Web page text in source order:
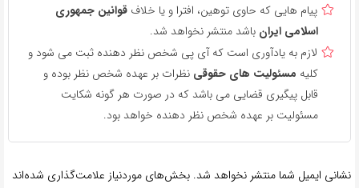
پیام هایی که حاوی توهین، افترا و یا خلاف قوانین جمهوری
اسلامی ایران باشد منتشر نخواهد شد.
لازم به یادآوری است که آی پی شخص نظر دهنده ثبت می شود و
کلیه مسئولیت های حقوقی نظرات بر عهده شخص نظر بوده و
قابل پیگیری قضایی می باشد که در صورت هر گونه شکایت
مسئولیت بر عهده شخص نظر دهنده خواهد بود.
نشانی ایمیل شما منتشر نخواهد شد. بخش‌های موردنیاز علامت‌گذاری شده‌اند